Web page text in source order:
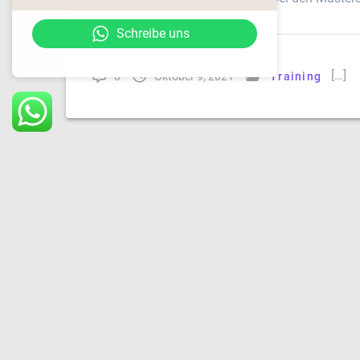
0 Oktober 9, 2021 Training […]
Schreibe uns